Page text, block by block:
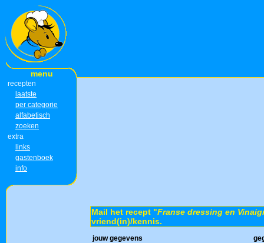
menu
recepten
laatste
per categorie
alfabetisch
zoeken
extra
links
gastenboek
info
Mail het recept "Franse dressing en
vriend(in)/kennis.
jouw gegevens